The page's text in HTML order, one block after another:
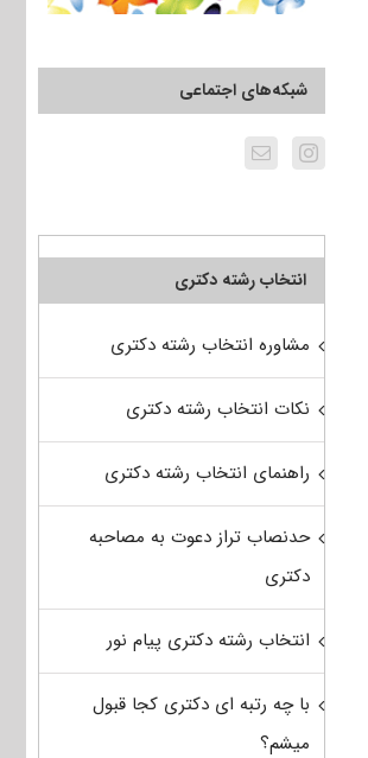
شبکه‌های اجتماعی
انتخاب رشته دکتری
مشاوره انتخاب رشته دکتری
نکات انتخاب رشته دکتری
راهنمای انتخاب رشته دکتری
حدنصاب تراز دعوت به مصاحبه
دکتری
انتخاب رشته دکتری پیام نور
با چه رتبه ای دکتری کجا قبول
میشم؟